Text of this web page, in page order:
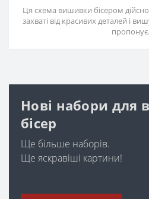
Ця схема вишивки бісером
захваті від красивих деталей і
Нові набори для
бісер
Ще більше наборів.
Ще яскравіші картини!